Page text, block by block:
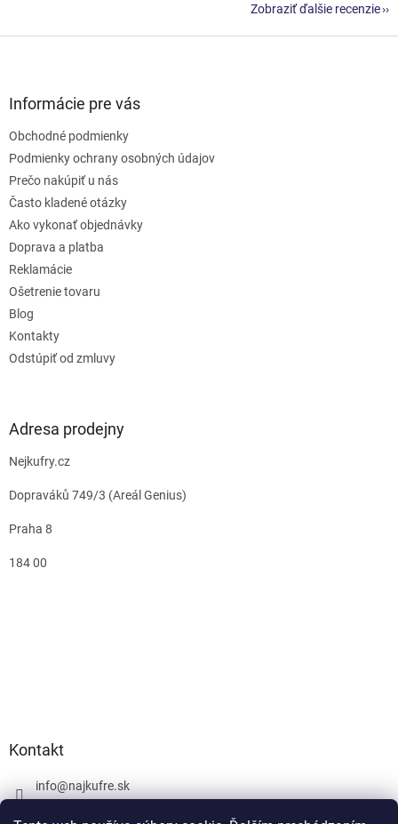
Zobraziť ďalšie recenzie
Informácie pre vás
Obchodné podmienky
Podmienky ochrany osobných údajov
Prečo nakúpiť u nás
Často kladené otázky
Ako vykonať objednávky
Doprava a platba
Reklamácie
Ošetrenie tovaru
Blog
Kontakty
Odstúpiť od zmluvy
Adresa prodejny
Nejkufry.cz
Dopraváků 749/3 (Areál Genius)
Praha 8
184 00
Kontakt
info@najkufre.sk